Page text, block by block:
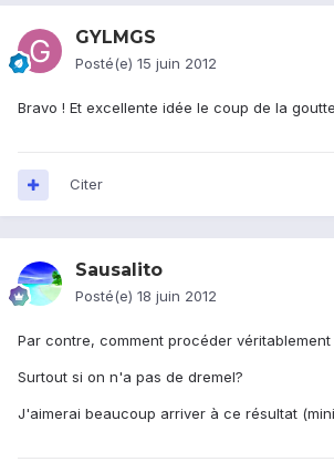
GYLMGS
Posté(e) 15 juin 2012
Bravo ! Et excellente idée le coup de la
Citer
Sausalito
Posté(e) 18 juin 2012
Par contre, comment procéder
Surtout si on n'a pas de dremel?
J'aimerai beaucoup arriver à ce résultat